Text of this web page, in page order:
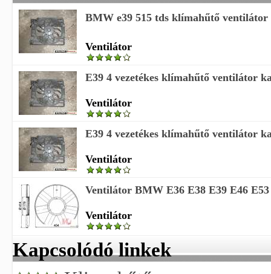
BMW e39 515 tds klímahűtő ventilátor
Ventilátor
E39 4 vezetékes klímahűtő ventilátor
Ventilátor
E39 4 vezetékes klímahűtő ventilátor
Ventilátor
Ventilátor BMW E36 E38 E39 E46
Ventilátor
Kapcsolódó linkek